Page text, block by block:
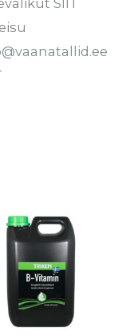
SIIT
€14.70
kuni
€55.70